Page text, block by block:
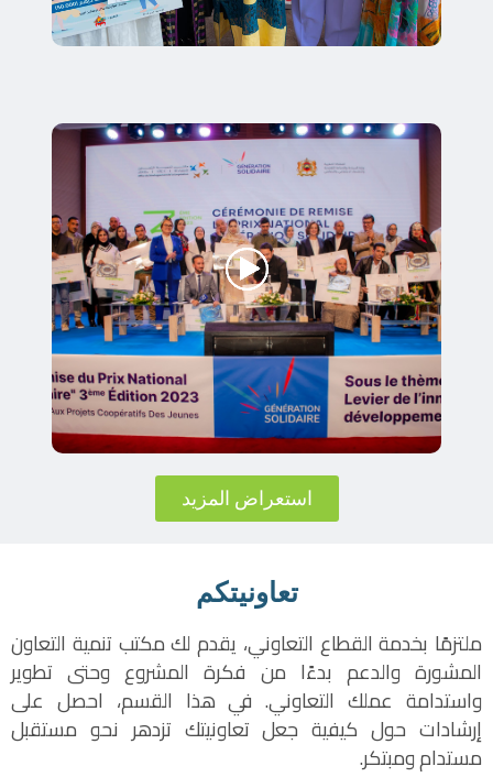
استعراض المزيد
تعاونيتكم
ملتزمًا بخدمة القطاع التعاوني، يقدم لك مكتب تنمية التعاون
المشورة والدعم بدءًا من فكرة المشروع وحتى تطوير
واستدامة عملك التعاوني. في هذا القسم، احصل على
إرشادات حول كيفية جعل تعاونيتك تزدهر نحو مستقبل
مستدام ومبتكر.